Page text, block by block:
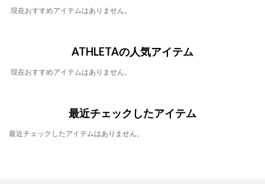
現在おすすめアイテムはありません。
ATHLETAの人気アイテム
現在おすすめアイテムはありません。
最近チェックしたアイテム
最近チェックしたアイテムはありません。